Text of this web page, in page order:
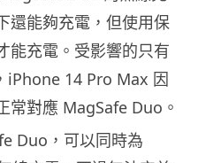
還能夠充電，但使用保
能充電。受影響的只有
iPhone 14 Pro Max 因
常對應 MagSafe Duo。
Duo，可以同時為